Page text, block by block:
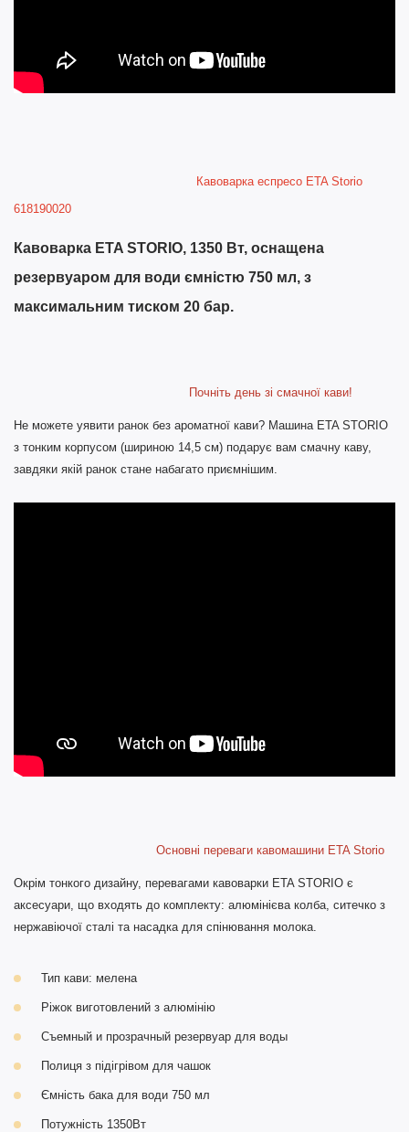
Кавоварка еспресо ETA Storio
618190020
Кавоварка ETA STORIO, 1350 Вт, оснащена
резервуаром для води ємністю 750 мл, з
максимальним тиском 20 бар.
Почніть день зі смачної кави!
Не можете уявити ранок без ароматної кави? Машина ETA STORIO
з тонким корпусом (шириною 14,5 см) подарує вам смачну каву,
завдяки якій ранок стане набагато приємнішим.
Основні переваги кавомашини ETA Storio
Окрім тонкого дизайну, перевагами кавоварки ETA STORIO є
аксесуари, що входять до комплекту: алюмінієва колба, ситечко з
нержавіючої сталі та насадка для спінювання молока.
Тип кави: мелена
Ріжок виготовлений ​​з алюмінію
Съемный и прозрачный резервуар для воды
Полиця з підігрівом для чашок
Ємність бака для води 750 мл
Потужність 1350Вт